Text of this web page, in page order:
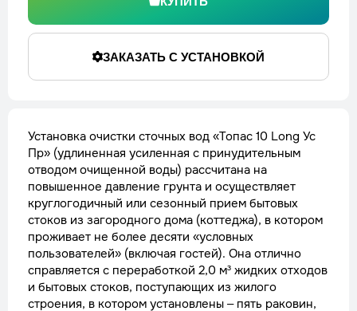
ЗАКАЗАТЬ С УСТАНОВКОЙ
Установка очистки сточных вод «Топас 10 Long Ус
Пр» (удлиненная усиленная с принудительным
отводом очищенной воды) рассчитана на
повышенное давление грунта и осуществляет
круглогодичный или сезонный прием бытовых
стоков из загородного дома (коттеджа), в котором
проживает не более десяти «условных
пользователей» (включая гостей). Она отлично
справляется с переработкой 2,0 м³ жидких отходов
и бытовых стоков, поступающих из жилого
строения, в котором установлены – пять раковин,